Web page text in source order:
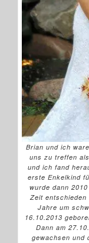
Brian und ich
uns zu treffen
und ich fand
erste Enkelkind
wurde dann
Zeit
Jahre um
16.10.2013
Dann am
gewachsen und